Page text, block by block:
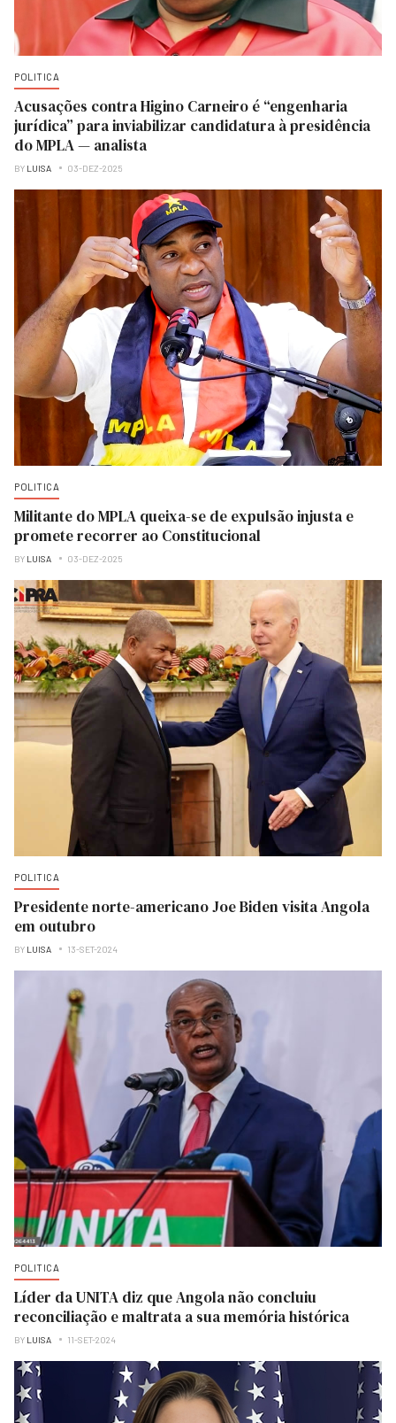
POLITICA
Acusações contra Higino Carneiro é “engenharia
jurídica” para inviabilizar candidatura à presidência
do MPLA — analista
BY LUISA 03-DEZ-2025
POLITICA
Militante do MPLA queixa-se de expulsão injusta e
promete recorrer ao Constitucional
BY LUISA 03-DEZ-2025
POLITICA
Presidente norte-americano Joe Biden visita Angola
em outubro
BY LUISA 13-SET-2024
POLITICA
Líder da UNITA diz que Angola não concluiu
reconciliação e maltrata a sua memória histórica
BY LUISA 11-SET-2024